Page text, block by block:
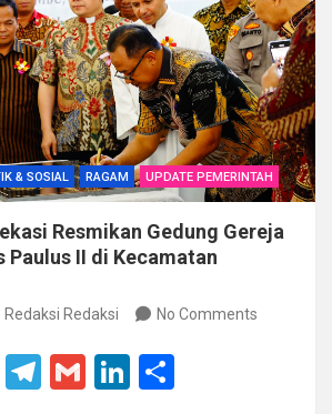
& SOSIAL RAGAM UPDATE PEMERINTAH
Resmikan Gedung Gereja
Paulus II di Kecamatan
Redaksi Redaksi No Comments
W T
G
Li